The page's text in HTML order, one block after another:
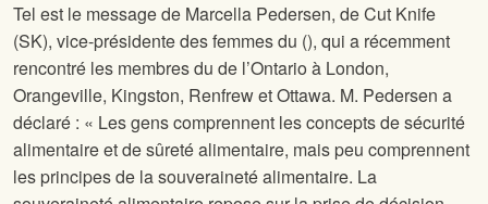
Tel est le message de Marcella Pedersen, de Cut Knife
(SK), vice-présidente des femmes du (), qui a récemment
rencontré les membres du de l’Ontario à London,
Orangeville, Kingston, Renfrew et Ottawa. M. Pedersen a
déclaré : « Les gens comprennent les concepts de sécurité
alimentaire et de sûreté alimentaire, mais peu comprennent
les principes de la souveraineté alimentaire. La